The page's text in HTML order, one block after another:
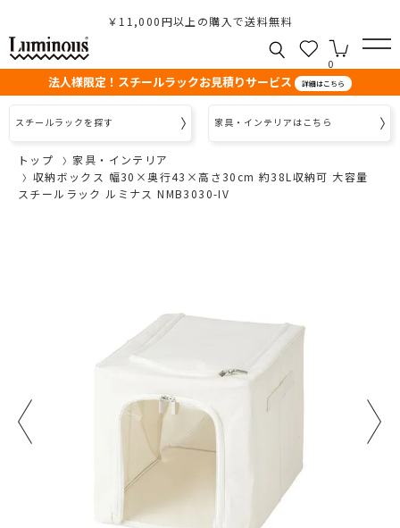
￥11,000円以上の購入で送料無料
0
法人様限定！スチールラックお見積りサービス 詳細はこちら
スチールラックを探す 家具・インテリアはこちら
トップ
家具・インテリア
収納ボックス 幅30×奥行43×高さ30cm 約38L収納可 大容量
スチールラック ルミナス NMB3030-IV